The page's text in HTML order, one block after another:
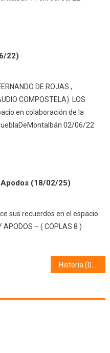
22)
DE ROJAS ,
COMPOSTELA). LOS
en colaboración de la
02/06/22
(18/02/25)
sus recuerdos en el espacio
APODOS – ( COPLAS 8 )